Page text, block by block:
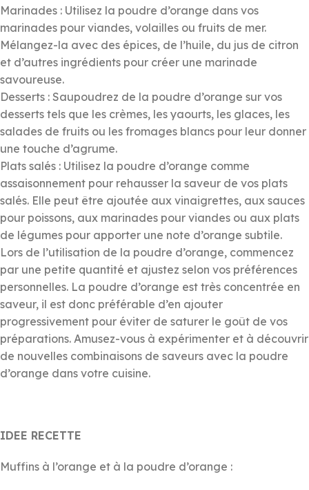
Marinades : Utilisez la poudre d’orange dans vos
marinades pour viandes, volailles ou fruits de mer.
Mélangez-la avec des épices, de l’huile, du jus de citron
et d’autres ingrédients pour créer une marinade
savoureuse.
Desserts : Saupoudrez de la poudre d’orange sur vos
desserts tels que les crèmes, les yaourts, les glaces, les
salades de fruits ou les fromages blancs pour leur donner
une touche d’agrume.
Plats salés : Utilisez la poudre d’orange comme
assaisonnement pour rehausser la saveur de vos plats
salés. Elle peut être ajoutée aux vinaigrettes, aux sauces
pour poissons, aux marinades pour viandes ou aux plats
de légumes pour apporter une note d’orange subtile.
Lors de l’utilisation de la poudre d’orange, commencez
par une petite quantité et ajustez selon vos préférences
personnelles. La poudre d’orange est très concentrée en
saveur, il est donc préférable d’en ajouter
progressivement pour éviter de saturer le goût de vos
préparations. Amusez-vous à expérimenter et à découvrir
de nouvelles combinaisons de saveurs avec la poudre
d’orange dans votre cuisine.
IDEE RECETTE
Muffins à l’orange et à la poudre d’orange :